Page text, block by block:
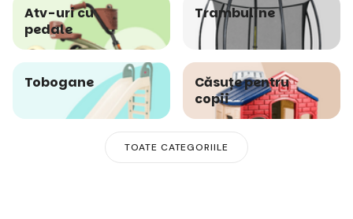
Atv-uri cu
pedale
Trambuline
Tobogane
Căsuțe pentru
copii
TOATE CATEGORIILE